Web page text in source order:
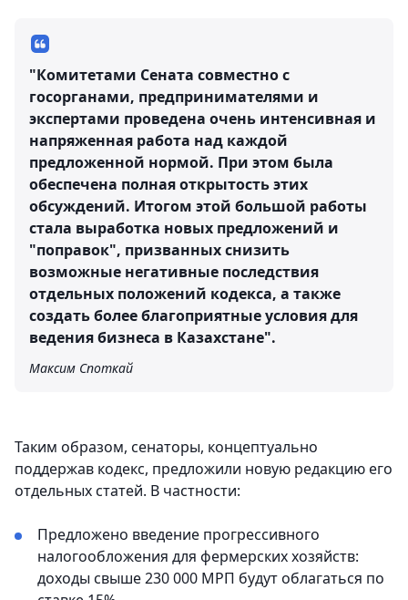
"Комитетами Сената совместно с
госорганами, предпринимателями и
экспертами проведена очень интенсивная и
напряженная работа над каждой
предложенной нормой. При этом была
обеспечена полная открытость этих
обсуждений. Итогом этой большой работы
стала выработка новых предложений и
"поправок", призванных снизить
возможные негативные последствия
отдельных положений кодекса, а также
создать более благоприятные условия для
ведения бизнеса в Казахстане".
Максим Споткай
Таким образом, сенаторы, концептуально
поддержав кодекс, предложили новую редакцию его
отдельных статей. В частности:
Предложено введение прогрессивного
налогообложения для фермерских хозяйств:
доходы свыше 230 000 МРП будут облагаться по